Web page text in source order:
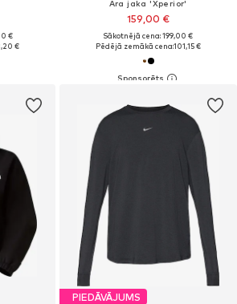
€
€
Āra jaka 'Xperior'
159,00 €
Sākotnējā cena: 199,00 €
Pēdējā zemākā cena:101,15 €
PIEDĀVĀJUMS